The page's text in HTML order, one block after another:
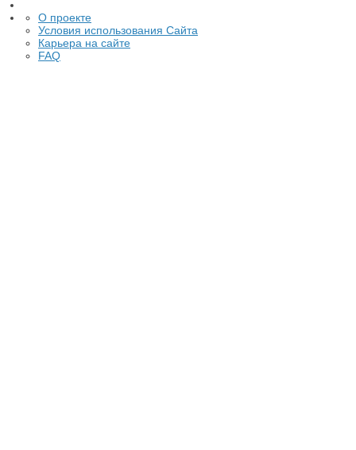
О проекте
Условия использования Сайта
Карьера на сайте
FAQ